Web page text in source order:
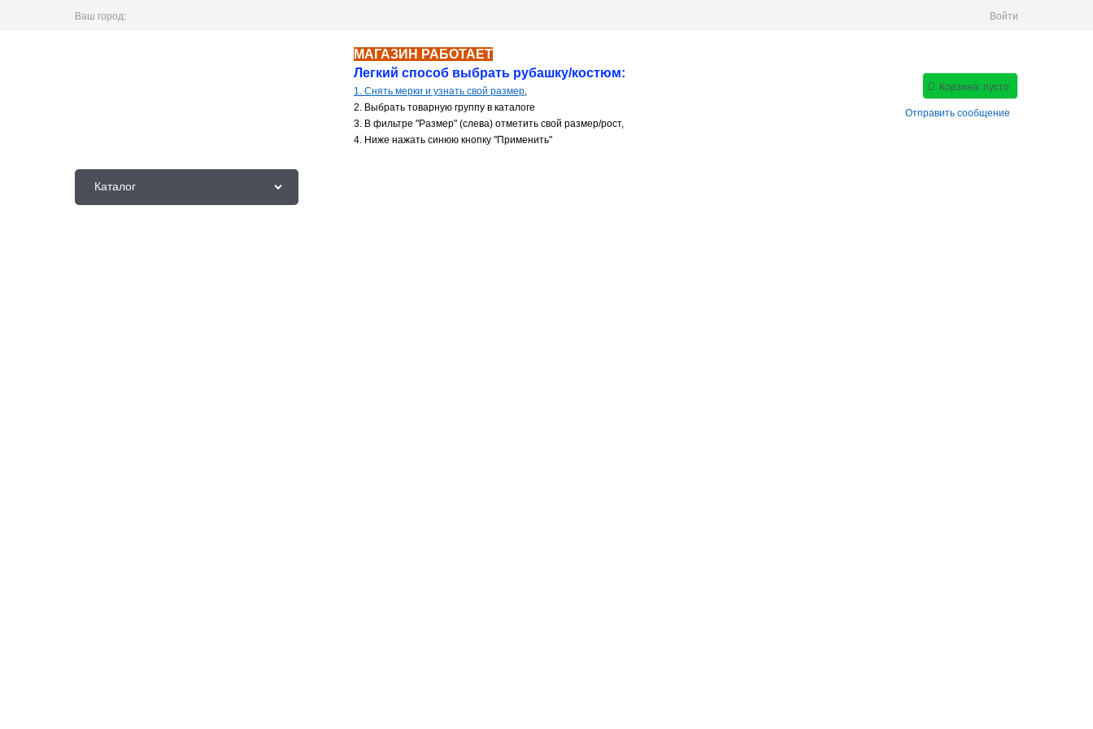
Ваш город: Войти
МАГАЗИН РАБОТАЕТ
Легкий способ выбрать рубашку/костюм:
1. Снять мерки и узнать свой размер,
2. Выбрать товарную группу в каталоге
3. В фильтре "Размер" (слева) отметить свой размер/рост,
4. Ниже нажать синюю кнопку "Применить"
Корзина: пусто
Отправить сообщение
Каталог